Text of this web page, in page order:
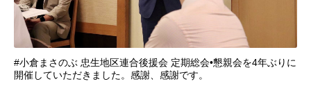
#小倉まさのぶ 忠生地区連合後援会 定期総会•懇親会を4年ぶりに
開催していただきました。感謝、感謝です。